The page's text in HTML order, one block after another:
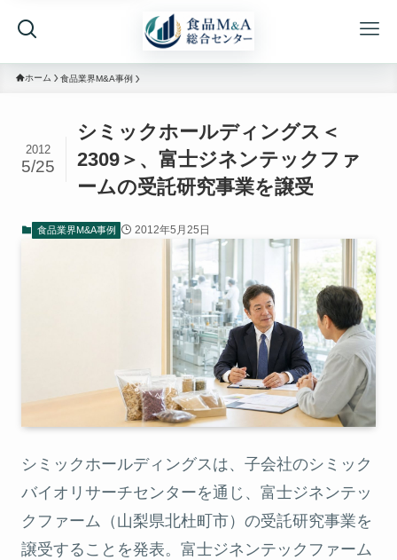
ホーム 食品業界M&A事例
シミックホールディングス＜
2309＞、富士ジネンテックファ
ームの受託研究事業を譲受
2012
5/25
食品業界M&A事例 2012年5月25日
シミックホールディングスは、子会社のシミック
バイオリサーチセンターを通じ、富士ジネンテッ
クファーム（山梨県北杜町市）の受託研究事業を
譲受することを発表。富士ジネンテックファーム